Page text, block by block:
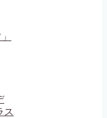
ス